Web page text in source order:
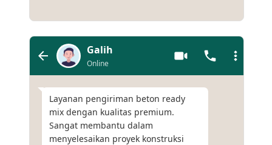
Galih
Online
Layanan pengiriman beton ready
mix dengan kualitas premium.
Sangat membantu dalam
menyelesaikan proyek konstruksi